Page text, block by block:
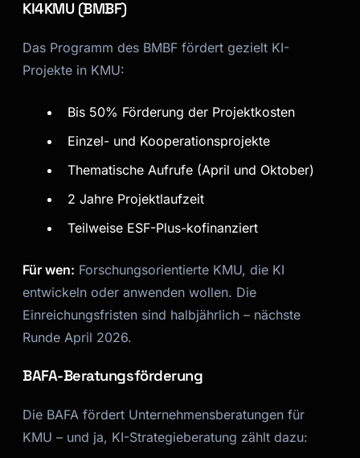
KI4KMU (BMBF)
Das Programm des BMBF fördert gezielt KI-
Projekte in KMU:
Bis 50% Förderung der Projektkosten
Einzel- und Kooperationsprojekte
Thematische Aufrufe (April und Oktober)
2 Jahre Projektlaufzeit
Teilweise ESF-Plus-kofinanziert
Für wen: Forschungsorientierte KMU, die KI
entwickeln oder anwenden wollen. Die
Einreichungsfristen sind halbjährlich – nächste
Runde April 2026.
BAFA-Beratungsförderung
Die BAFA fördert Unternehmensberatungen für
KMU – und ja, KI-Strategieberatung zählt dazu: